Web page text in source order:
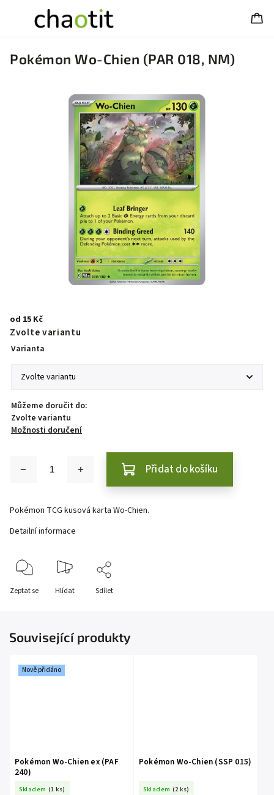
Pokémon Wo-Chien (PAR 018, NM)
od 15 Kč
Zvolte variantu
Varianta
Můžeme doručit do:
Zvolte variantu
Možnosti doručení
Přidat do košíku
Pokémon TCG kusová karta Wo-Chien.
Detailní informace
Zeptat se Hlídat Sdílet
Související produkty
Nově přidáno
Pokémon Wo-Chien ex (PAF
240)
Skladem (1 ks)
Pokémon Wo-Chien (SSP 015)
Skladem (2 ks)